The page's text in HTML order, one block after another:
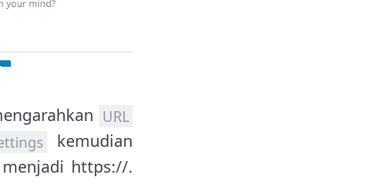
URL
kemudian
https://.